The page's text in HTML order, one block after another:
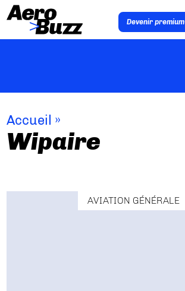
Devenir premium
Accueil »
Wipaire
AVIATION GÉNÉRALE